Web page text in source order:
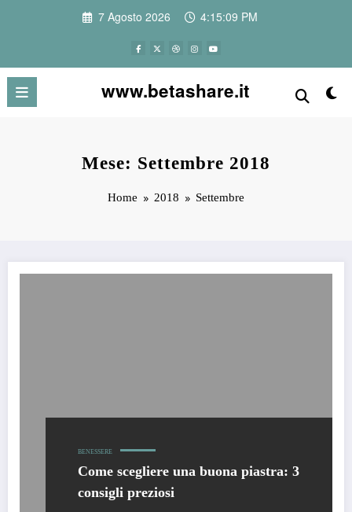
7 Agosto 2026 4:15:09 PM
www.betashare.it
Mese: Settembre 2018
Home 2018 Settembre
BENESSERE
Come scegliere una buona piastra: 3
consigli preziosi